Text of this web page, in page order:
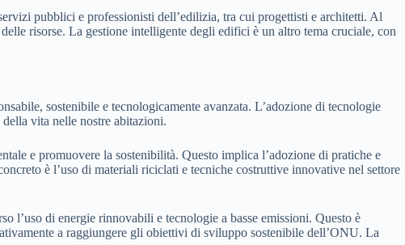
pubblici e professionisti dell’edilizia, tra cui progettisti e architetti. Al
risorse. La gestione intelligente degli edifici è un altro tema cruciale, con
sostenibile e tecnologicamente avanzata. L’adozione di tecnologie
vita nelle nostre abitazioni.
e promuovere la sostenibilità. Questo implica l’adozione di pratiche e
è l’uso di materiali riciclati e tecniche costruttive innovative nel settore
l’uso di energie rinnovabili e tecnologie a basse emissioni. Questo è
a raggiungere gli obiettivi di sviluppo sostenibile dell’ONU. La